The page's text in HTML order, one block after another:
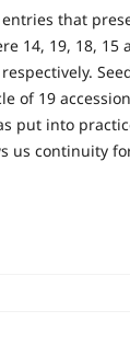
that
14, 19, 18, 15
of 19
put into
us continuity